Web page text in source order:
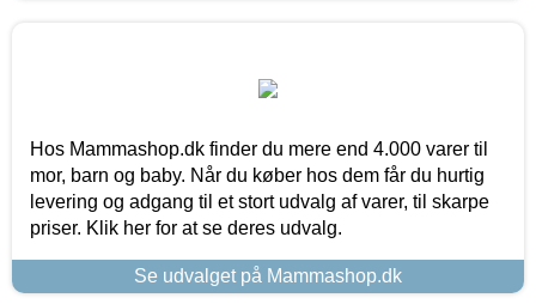
Hos Mammashop.dk finder du mere end 4.000 varer til
mor, barn og baby. Når du køber hos dem får du hurtig
levering og adgang til et stort udvalg af varer, til skarpe
priser. Klik her for at se deres udvalg.
Se udvalget på Mammashop.dk